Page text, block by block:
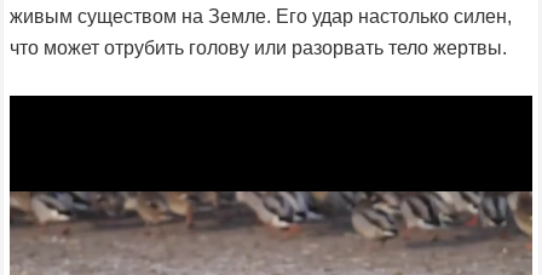
живым существом на Земле. Его удар настолько силен,
что может отрубить голову или разорвать тело жертвы.